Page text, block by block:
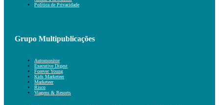
Política de Privacidade
Grupo Multipublicações
Automonitor
Executive Digest
Forever Young
Kids Marketeer
Marketeer
Risco
Viagens & Resorts